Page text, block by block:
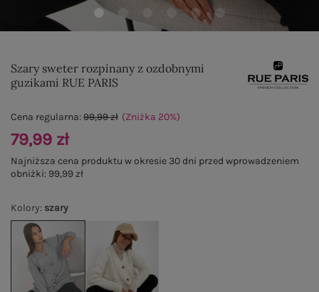
Szary sweter rozpinany z ozdobnymi
guzikami RUE PARIS
Kolory: szary
Cena regularna:99,99 zł (Zniżka 20%)
79,99 zł
Najniższa cena produktu w okresie 30 dni przed wprowadzeniem
obniżki: 99,99 zł